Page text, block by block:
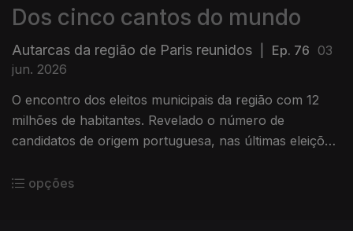
Dos cinco cantos do mundo
Autarcas da região de Paris reunidos Ep. 76 03
jun. 2026
O encontro dos eleitos municipais da região com 12
milhões de habitantes. Revelado o número de
candidatos de origem portuguesa, nas últimas eleições.
portuguesas em França.
opções